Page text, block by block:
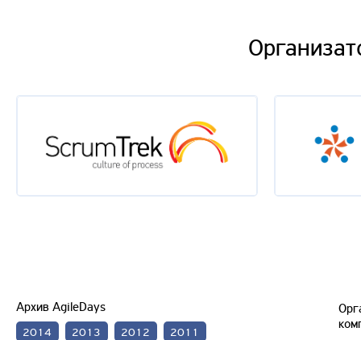
Архив AgileDays
2014 2013 2012
2011